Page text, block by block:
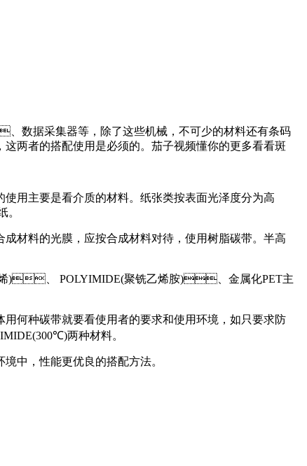
、数据采集器等，除了这些机械，不可少的材料还有条码
，这两者的搭配使用是必须的。茄子视频懂你的更多看看斑
使用主要是看介质的材料。纸张类按表面光泽度分为高
。
的光膜，应按合成材料对待，使用树脂碳带。半高
)、 POLYIMIDE(聚铣乙烯胺)、金属化PET主
具体用何种碳带就要看使用者的要求和使用环境，如只要求防
两种材料。
，性能更优良的搭配方法。